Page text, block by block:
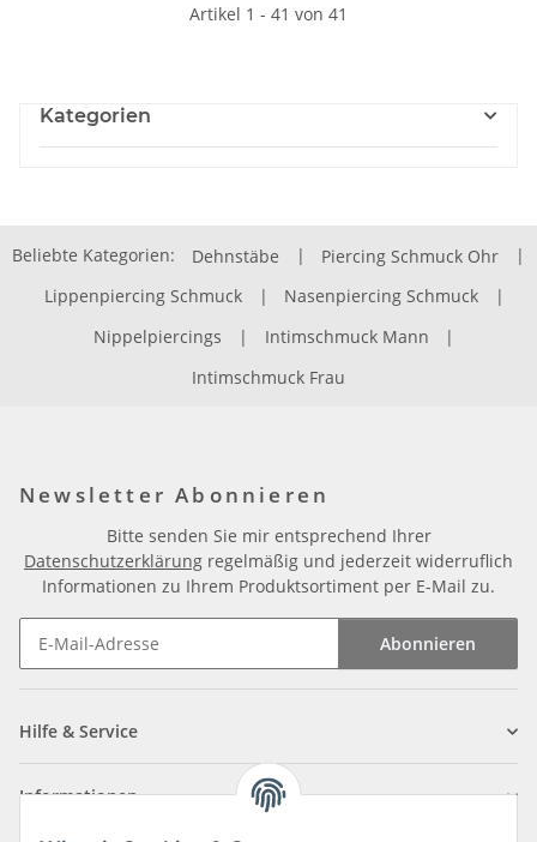
Artikel 1 - 41 von 41
Kategorien
Beliebte Kategorien: Dehnstäbe | Piercing Schmuck Ohr
|
Lippenpiercing Schmuck
| Nasenpiercing Schmuck
|
Nippelpiercings
| Intimschmuck Mann
|
Intimschmuck Frau
Newsletter Abonnieren
Bitte senden Sie mir entsprechend Ihrer
Datenschutzerklärung regelmäßig und jederzeit widerruflich
Informationen zu Ihrem Produktsortiment per E-Mail zu.
Abonnieren
Hilfe & Service
Informationen